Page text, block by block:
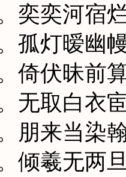
奕奕河宿
孤灯暧幽
倚伏昧前
无取白衣
朋来当染
倾羲无两